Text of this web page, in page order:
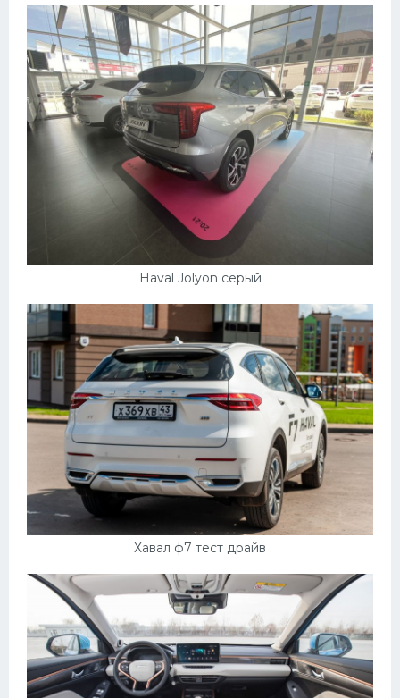
Haval Jolyon серый
Хавал ф7 тест драйв